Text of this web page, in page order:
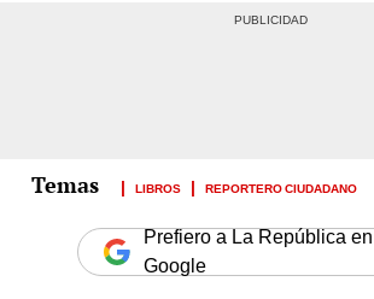
LIBROS REPORTERO CIUDADANO
Prefiero a La República en
Google